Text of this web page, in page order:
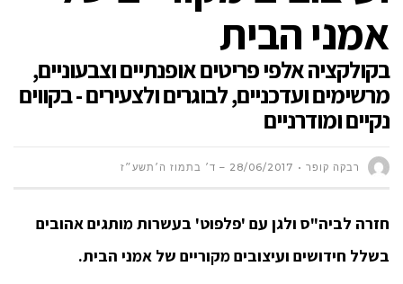
אמני הבית
בקולקציה אלפי פריטים אופנתיים וצבעוניים,
מרשימים ועדכניים, לבוגרים ולצעירים - בקווים
נקיים ומודרניים
רבקה קופר 28/06/2017 – ד׳ בתמוז ה׳תשע״ז
חזרה לביה"ס ולגן עם 'פלפוט' בעשרות מותגים אהובים
בשלל חידושים ועיצובים מקוריים של אמני הבית.